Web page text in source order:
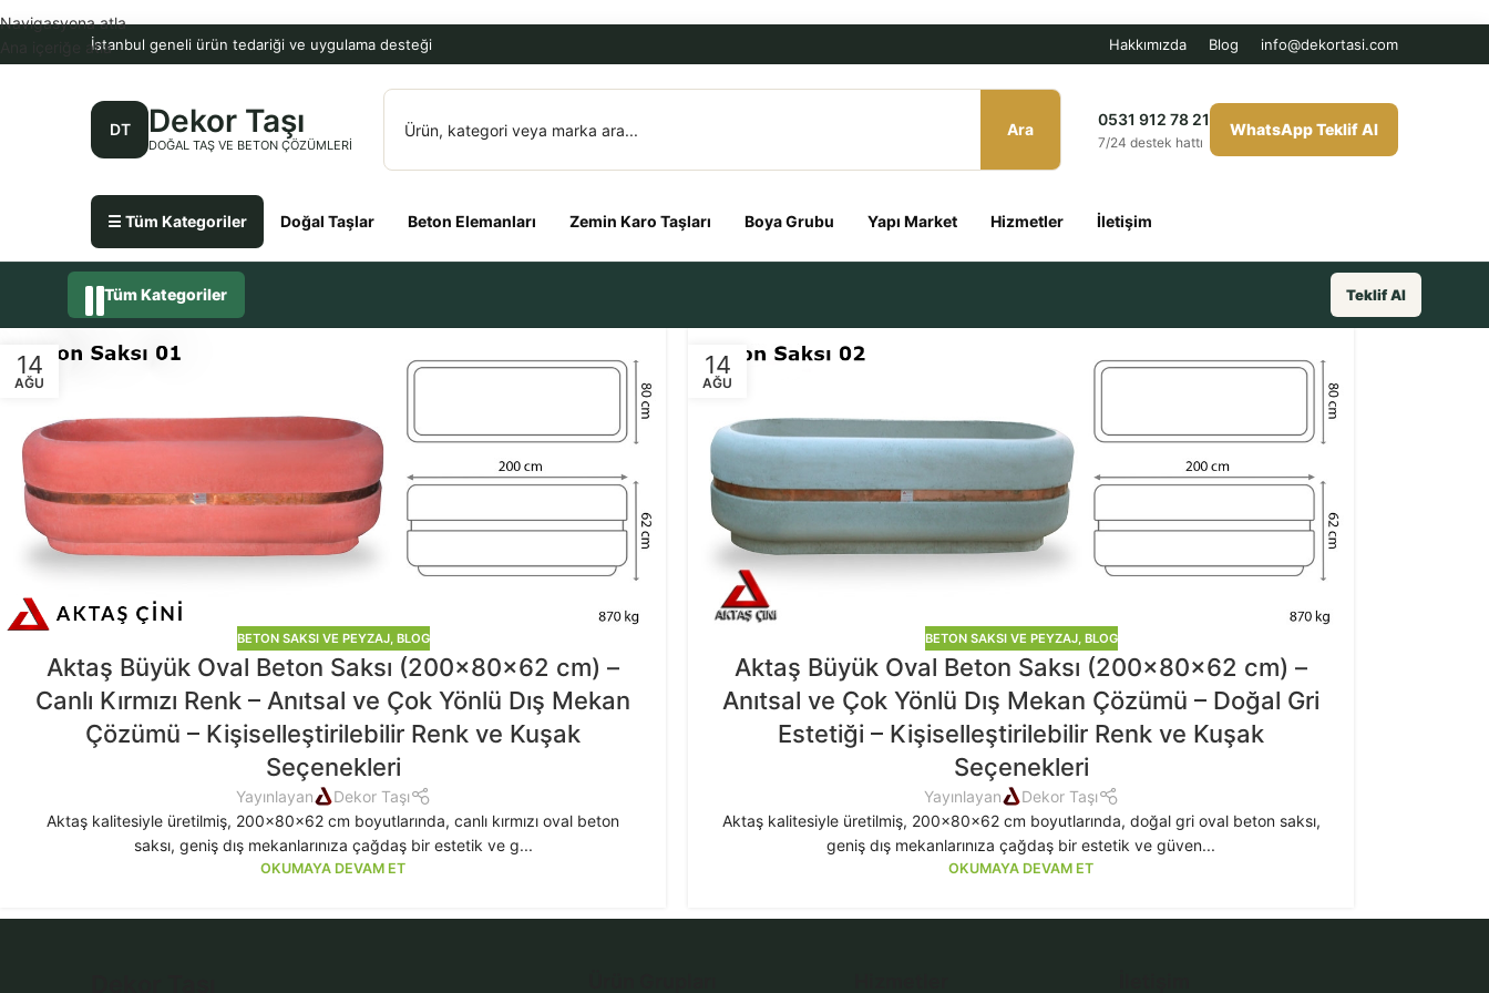
İstanbul geneli ürün tedariği ve uygulama desteği Hakkımızda Blog info@dekortasi.com
DT Dekor Taşı
DOĞAL TAŞ VE BETON ÇÖZÜMLERI
Ara
0531 912 78 21
7/24 destek hattı
WhatsApp Teklif Al
☰ Tüm Kategoriler Doğal Taşlar Beton Elemanları Zemin Karo Taşları Boya Grubu Yapı Market Hizmetler İletişim
Navigasyona atla
Ana içeriğe atla
Tüm Kategoriler Teklif Al
14
AĞU
BETON SAKSI VE PEYZAJ, BLOG
Aktaş Büyük Oval Beton Saksı (200x80x62 cm) –
Canlı Kırmızı Renk – Anıtsal ve Çok Yönlü Dış Mekan
Çözümü – Kişiselleştirilebilir Renk ve Kuşak
Seçenekleri
Yayınlayan
Dekor Taşı
Aktaş kalitesiyle üretilmiş, 200x80x62 cm boyutlarında, canlı kırmızı oval beton
saksı, geniş dış mekanlarınıza çağdaş bir estetik ve g...
OKUMAYA DEVAM ET
14
AĞU
BETON SAKSI VE PEYZAJ, BLOG
Aktaş Büyük Oval Beton Saksı (200x80x62 cm) –
Anıtsal ve Çok Yönlü Dış Mekan Çözümü – Doğal Gri
Estetiği – Kişiselleştirilebilir Renk ve Kuşak
Seçenekleri
Yayınlayan
Dekor Taşı
Aktaş kalitesiyle üretilmiş, 200x80x62 cm boyutlarında, doğal gri oval beton saksı,
geniş dış mekanlarınıza çağdaş bir estetik ve güven...
OKUMAYA DEVAM ET